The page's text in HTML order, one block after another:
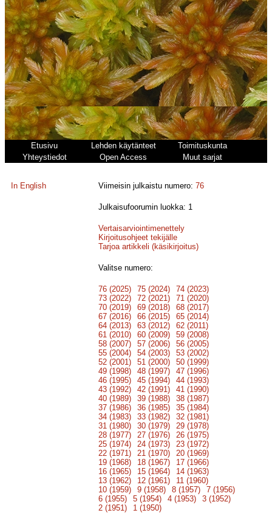
Etusivu Lehden käytänteet
Toimituskunta
Yhteystiedot
Open Access Muut sarjat
In English Viimeisin julkaistu numero:76
Julkaisufoorumin luokka: 1
Vertaisarviointimenettely
Kirjoitusohjeet tekijälle
Tarjoa artikkeli (käsikirjoitus)
Valitse numero:
76 (2025) 75 (2024)
74 (2023)
73 (2022)
72 (2021)
71 (2020)
70 (2019)
69 (2018)
68 (2017)
67 (2016)
66 (2015)
65 (2014)
64 (2013)
63 (2012)
62 (2011)
61 (2010)
60 (2009)
59 (2008)
58 (2007)
57 (2006)
56 (2005)
55 (2004)
54 (2003)
53 (2002)
52 (2001)
51 (2000)
50 (1999)
49 (1998)
48 (1997)
47 (1996)
46 (1995)
45 (1994)
44 (1993)
43 (1992)
42 (1991)
41 (1990)
40 (1989)
39 (1988)
38 (1987)
37 (1986)
36 (1985)
35 (1984)
34 (1983)
33 (1982)
32 (1981)
31 (1980)
30 (1979)
29 (1978)
28 (1977)
27 (1976)
26 (1975)
25 (1974)
24 (1973)
23 (1972)
22 (1971)
21 (1970)
20 (1969)
19 (1968)
18 (1967)
17 (1966)
16 (1965)
15 (1964)
14 (1963)
13 (1962)
12 (1961)
11 (1960)
10 (1959)
9 (1958) 8 (1957)
7 (1956)
6 (1955)
5 (1954) 4 (1953)
3 (1952)
2 (1951)
1 (1950)